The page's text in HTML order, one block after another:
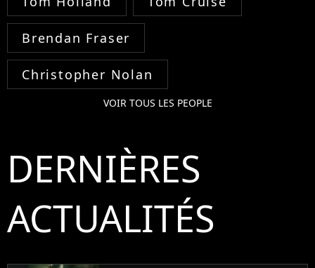
Brendan Fraser
Christopher Nolan
VOIR TOUS LES PEOPLE
DERNIÈRES
ACTUALITÉS